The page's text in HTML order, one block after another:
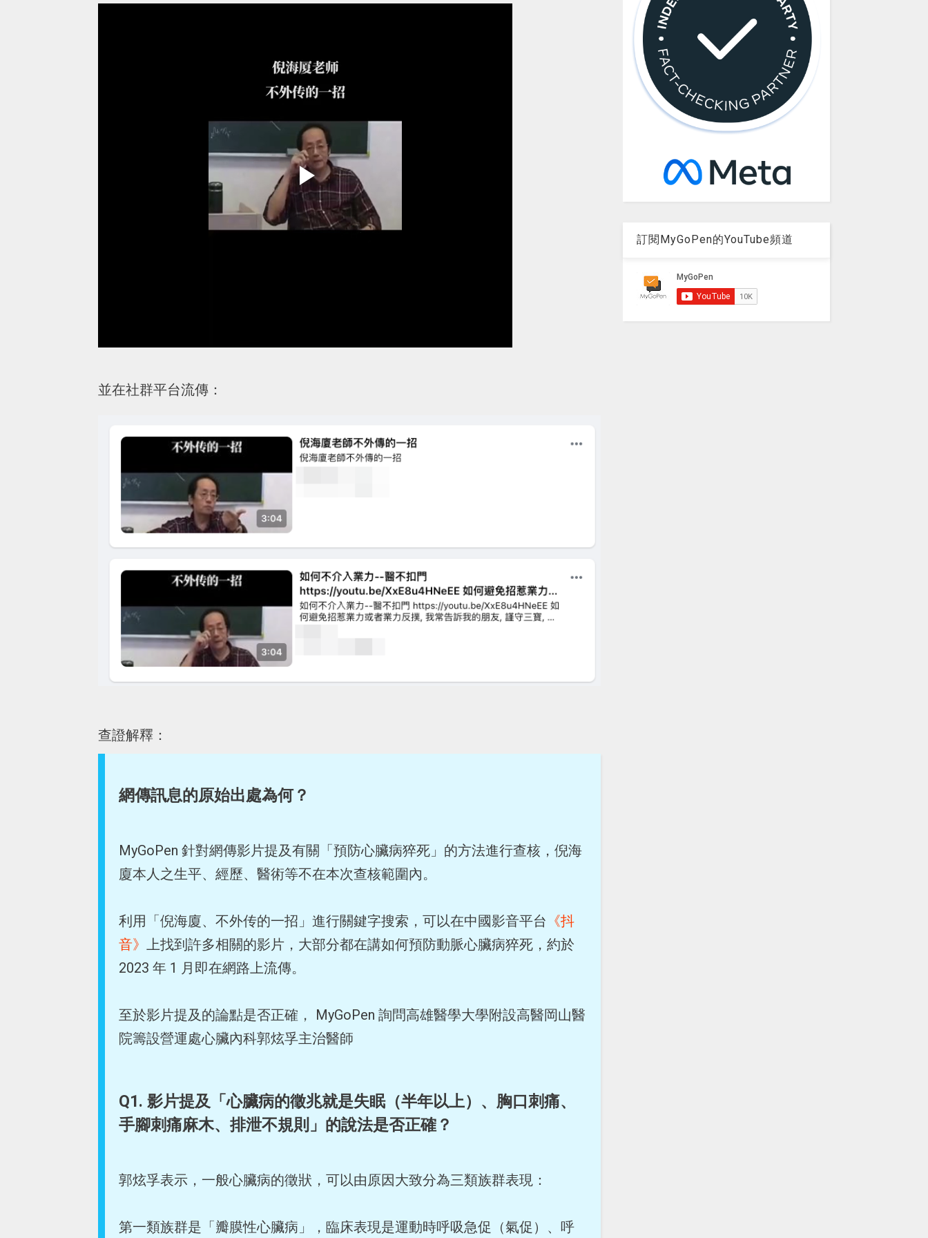
並在社群平台流傳：
查證解釋：
網傳訊息的原始出處為何？
MyGoPen 針對網傳影片提及有關「預防心臟病猝死」的方法進行查核，倪海
廈本人之生平、經歷、醫術等不在本次查核範圍內。
利用「倪海廈、不外传的一招」進行關鍵字搜索，可以在中國影音平台 《抖
音》 上找到許多相關的影片，大部分都在講如何預防動脈心臟病猝死，約於
2023 年 1 月即在網路上流傳。
至於影片提及的論點是否正確， MyGoPen 詢問高雄醫學大學附設高醫岡山醫
院籌設營運處心臟內科郭炫孚主治醫師
Q1. 影片提及「心臟病的徵兆就是失眠（半年以上）、胸口刺痛、
手腳刺痛麻木、排泄不規則」的說法是否正確？
郭炫孚表示，一般心臟病的徵狀，可以由原因大致分為三類族群表現：
第一類族群是「瓣膜性心臟病」，臨床表現是運動時呼吸急促（氣促）、呼
訂閱MyGoPen的YouTube頻道